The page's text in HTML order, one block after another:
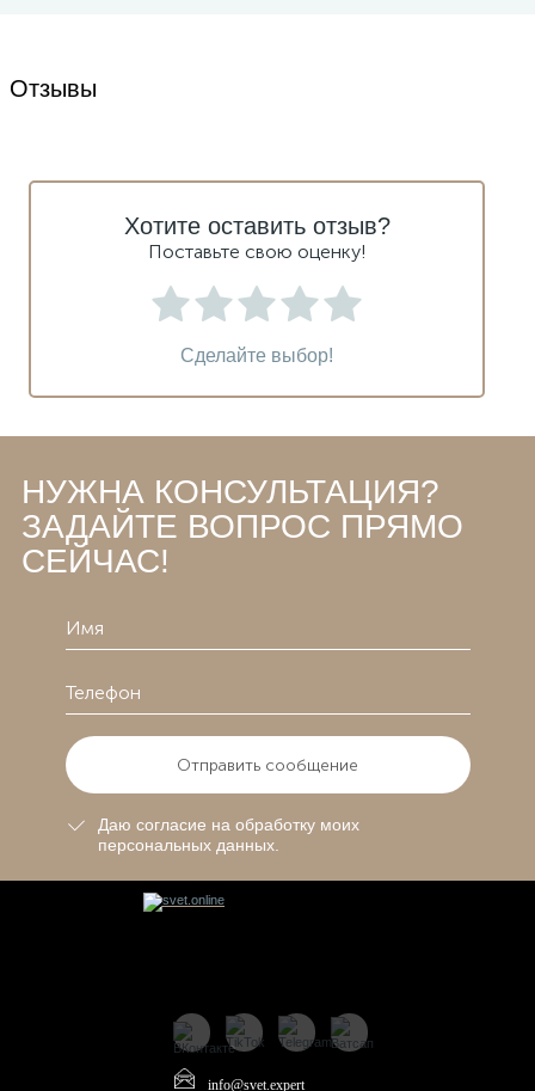
Отзывы
Хотите оставить отзыв?
Поставьте свою оценку!
Сделайте выбор!
НУЖНА КОНСУЛЬТАЦИЯ?
ЗАДАЙТЕ ВОПРОС ПРЯМО
СЕЙЧАС!
Отправить сообщение
Даю согласие на обработку моих
персональных данных.
info@svet.expert